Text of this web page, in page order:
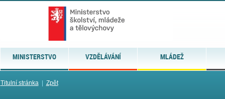
MINISTERSTVO VZDĚLÁVÁNÍ MLÁDEŽ
Titulní stránka| Zpět